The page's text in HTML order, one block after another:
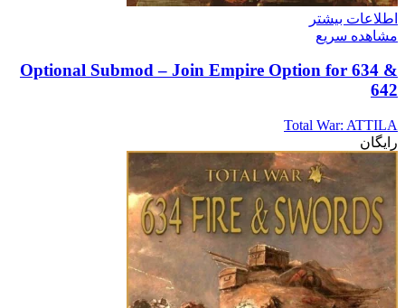
اطلاعات بیشتر
مشاهده سریع
Optional Submod – Join Empire Option for 634 &
642
Total War: ATTILA
رایگان